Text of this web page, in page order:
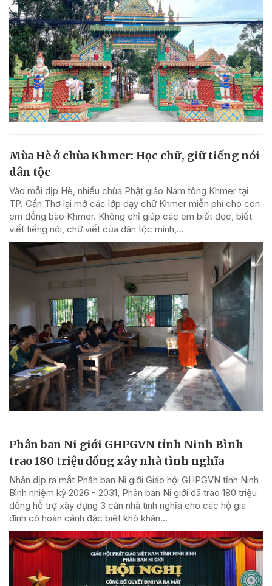
Mùa Hè ở chùa Khmer: Học chữ, giữ tiếng nói
dân tộc
Vào mỗi dịp Hè, nhiều chùa Phật giáo Nam tông Khmer tại
TP. Cần Thơ lại mở các lớp dạy chữ Khmer miễn phí cho con
em đồng bào Khmer. Không chỉ giúp các em biết đọc, biết
viết tiếng nói, chữ viết của dân tộc mình,...
Phân ban Ni giới GHPGVN tỉnh Ninh Bình
trao 180 triệu đồng xây nhà tình nghĩa
Nhân dịp ra mắt Phân ban Ni giới Giáo hội GHPGVN tỉnh Ninh
Bình nhiệm kỳ 2026 - 2031, Phân ban Ni giới đã trao 180 triệu
đồng hỗ trợ xây dựng 3 căn nhà tình nghĩa cho các hộ gia
đình có hoàn cảnh đặc biệt khó khăn...